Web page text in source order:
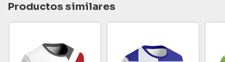
Productos similares